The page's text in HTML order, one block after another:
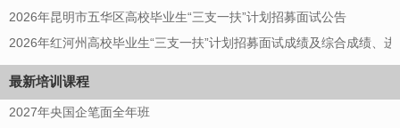
2026年昆明市五华区高校毕业生“三支一扶”计划招募面试公告
2026年红河州高校毕业生“三支一扶”计划招募面试成绩及综合成绩、
最新培训课程
2027年央国企笔面全年班